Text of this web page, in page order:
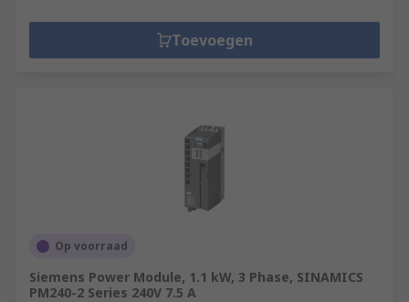
Toevoegen
Op voorraad
Siemens Power Module, 1.1 kW, 3 Phase, SINAMICS
PM240-2 Series 240V 7.5 A